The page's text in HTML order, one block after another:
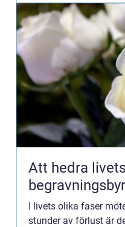
Att hedra
I livets olika faser
stunder av förlust är